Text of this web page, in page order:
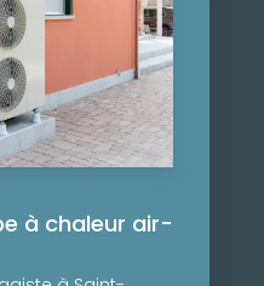
à chaleur air-